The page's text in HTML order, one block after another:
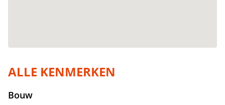
ALLE KENMERKEN
Bouw